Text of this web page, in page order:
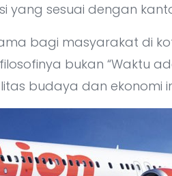
yang sesuai dengan
bagi masyarakat di
bukan “Waktu
budaya dan ekonomi